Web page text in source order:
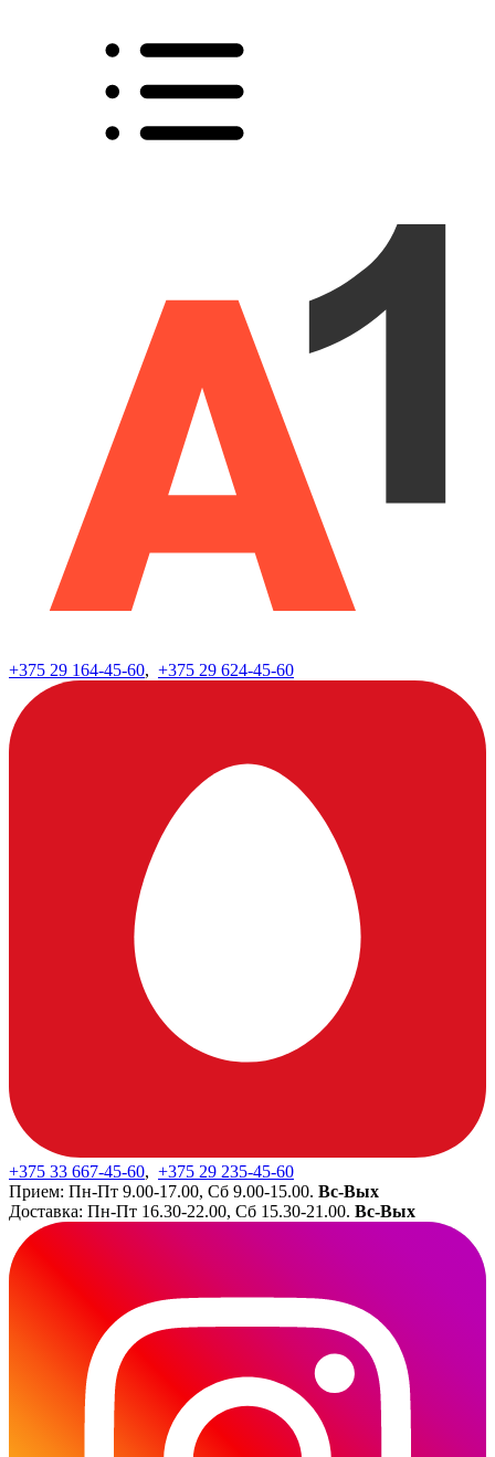
+375 29 164-45-60, +375 29 624-45-60
+375 33 667-45-60, +375 29 235-45-60
Прием: Пн-Пт 9.00-17.00, Сб 9.00-15.00. Вс-Вых
Доставка: Пн-Пт 16.30-22.00, Сб 15.30-21.00. Вс-Вых